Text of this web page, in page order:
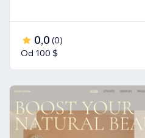
0,0 (0)
Od 100 $